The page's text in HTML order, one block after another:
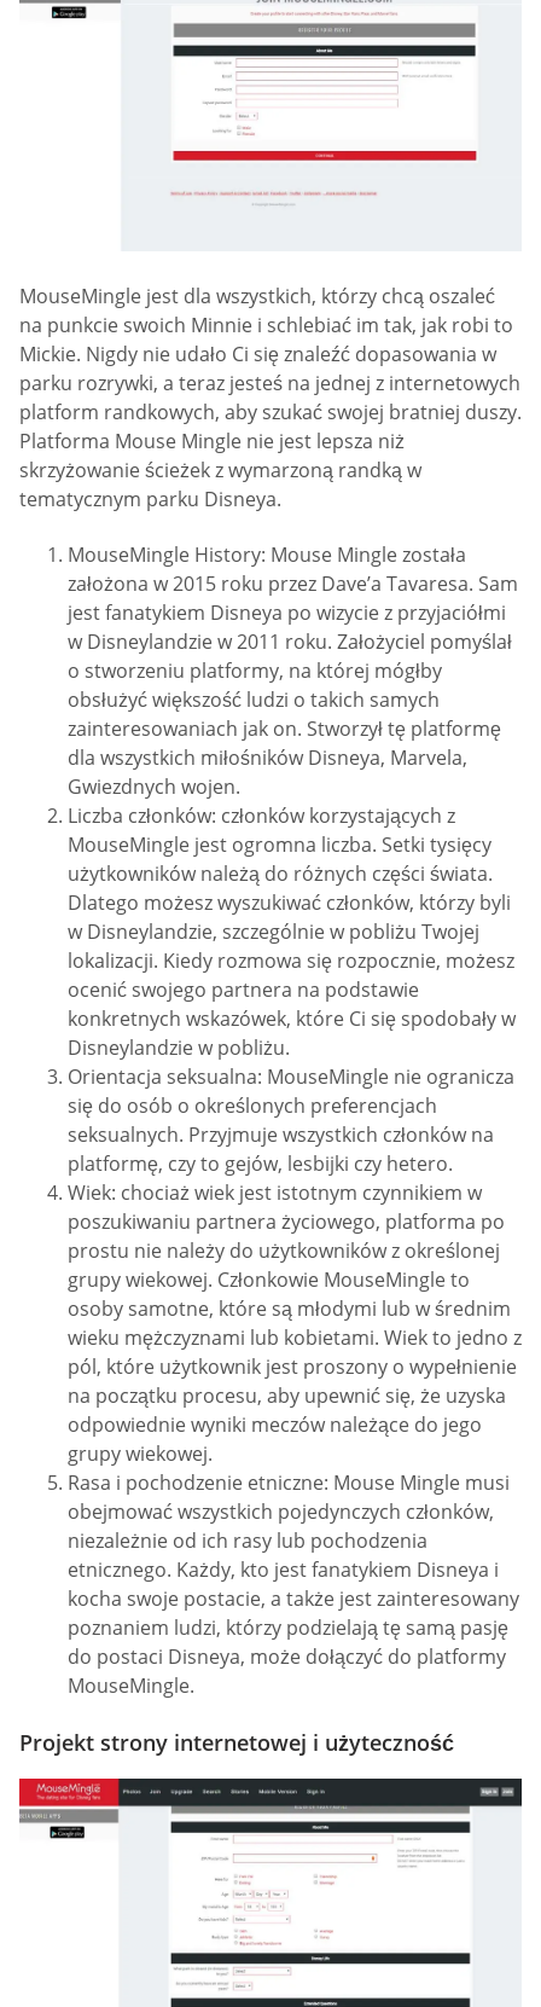
MouseMingle jest dla wszystkich, którzy chcą oszaleć
na punkcie swoich Minnie i schlebiać im tak, jak robi to
Mickie. Nigdy nie udało Ci się znaleźć dopasowania w
parku rozrywki, a teraz jesteś na jednej z internetowych
platform randkowych, aby szukać swojej bratniej duszy.
Platforma Mouse Mingle nie jest lepsza niż
skrzyżowanie ścieżek z wymarzoną randką w
tematycznym parku Disneya.
MouseMingle History: Mouse Mingle została
założona w 2015 roku przez Dave’a Tavaresa. Sam
jest fanatykiem Disneya po wizycie z przyjaciółmi
w Disneylandzie w 2011 roku. Założyciel pomyślał
o stworzeniu platformy, na której mógłby
obsłużyć większość ludzi o takich samych
zainteresowaniach jak on. Stworzył tę platformę
dla wszystkich miłośników Disneya, Marvela,
Gwiezdnych wojen.
Liczba członków: członków korzystających z
MouseMingle jest ogromna liczba. Setki tysięcy
użytkowników należą do różnych części świata.
Dlatego możesz wyszukiwać członków, którzy byli
w Disneylandzie, szczególnie w pobliżu Twojej
lokalizacji. Kiedy rozmowa się rozpocznie, możesz
ocenić swojego partnera na podstawie
konkretnych wskazówek, które Ci się spodobały w
Disneylandzie w pobliżu.
Orientacja seksualna: MouseMingle nie ogranicza
się do osób o określonych preferencjach
seksualnych. Przyjmuje wszystkich członków na
platformę, czy to gejów, lesbijki czy hetero.
Wiek: chociaż wiek jest istotnym czynnikiem w
poszukiwaniu partnera życiowego, platforma po
prostu nie należy do użytkowników z określonej
grupy wiekowej. Członkowie MouseMingle to
osoby samotne, które są młodymi lub w średnim
wieku mężczyznami lub kobietami. Wiek to jedno z
pól, które użytkownik jest proszony o wypełnienie
na początku procesu, aby upewnić się, że uzyska
odpowiednie wyniki meczów należące do jego
grupy wiekowej.
Rasa i pochodzenie etniczne: Mouse Mingle musi
obejmować wszystkich pojedynczych członków,
niezależnie od ich rasy lub pochodzenia
etnicznego. Każdy, kto jest fanatykiem Disneya i
kocha swoje postacie, a także jest zainteresowany
poznaniem ludzi, którzy podzielają tę samą pasję
do postaci Disneya, może dołączyć do platformy
MouseMingle.
Projekt strony internetowej i użyteczność